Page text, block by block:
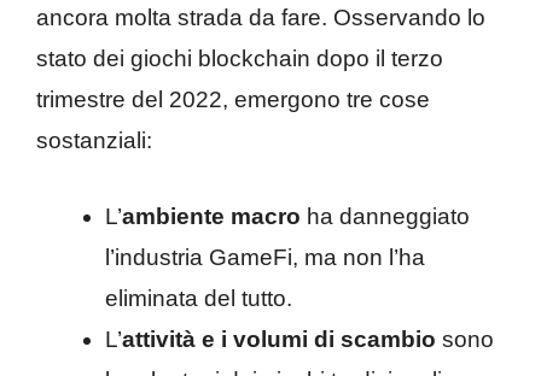
ancora molta strada da fare. Osservando lo
stato dei giochi blockchain dopo il terzo
trimestre del 2022, emergono tre cose
sostanziali:
L’ambiente macro ha danneggiato
l’industria GameFi, ma non l’ha
eliminata del tutto.
L’attività e i volumi di scambio sono